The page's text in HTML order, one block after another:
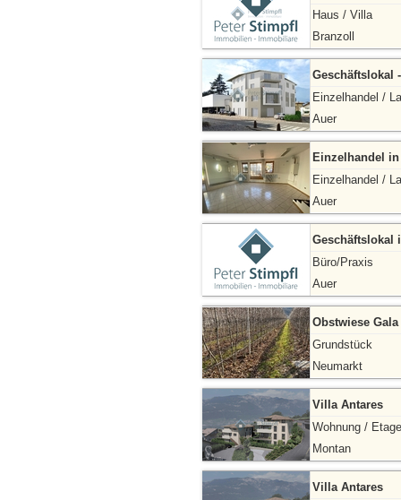
Haus / Villa
Branzoll
Geschäftslokal
Einzelhandel /
Auer
Einzelhandel
Einzelhandel /
Auer
Geschäftslokal
Büro/Praxis
Auer
Obstwiese Gala
Grundstück
Neumarkt
Villa Antares
Wohnung / Etage
Montan
Villa Antares